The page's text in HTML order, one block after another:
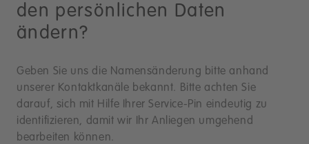
den persönlichen Daten
ändern?
Geben Sie uns die Namensänderung bitte anhand
unserer Kontaktkanäle bekannt. Bitte achten Sie
darauf, sich mit Hilfe Ihrer Service-Pin eindeutig zu
identifizieren, damit wir Ihr Anliegen umgehend
bearbeiten können.